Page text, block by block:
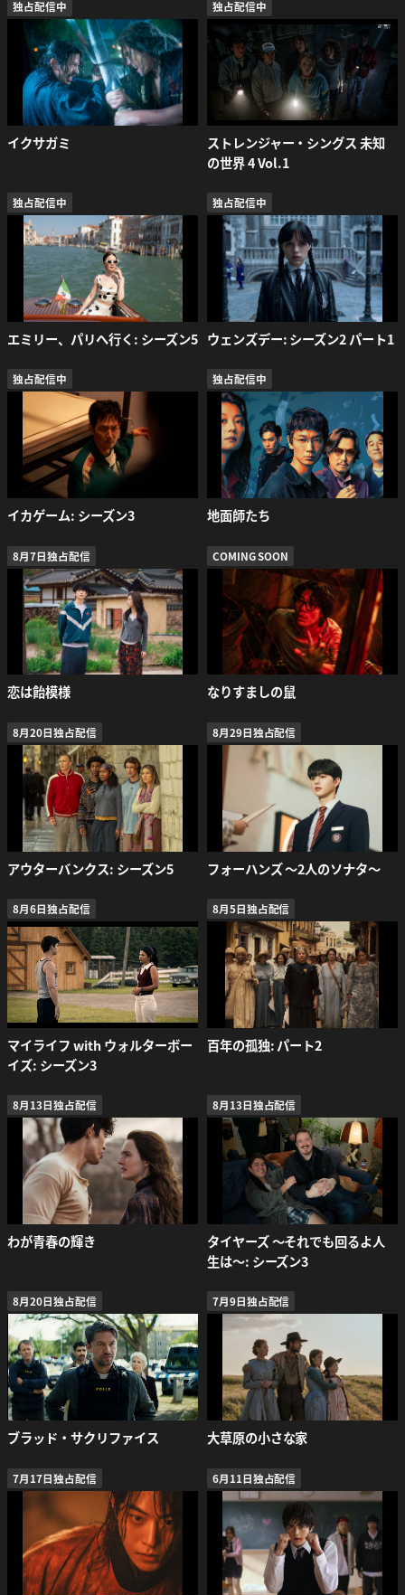
独占配信中
イクサガミ
独占配信中
ストレンジャー・シングス 未知
の世界 4 Vol.1
独占配信中
エミリー、パリへ行く: シーズン5
独占配信中
ウェンズデー: シーズン2 パート1
独占配信中
イカゲーム: シーズン3
独占配信中
地面師たち
8月7日独占配信
恋は飴模様
COMING SOON
なりすましの鼠
8月20日独占配信
アウターバンクス: シーズン5
8月29日独占配信
フォーハンズ 〜2人のソナタ〜
8月6日独占配信
マイライフ with ウォルターボー
イズ: シーズン3
8月5日独占配信
百年の孤独: パート2
8月13日独占配信
わが青春の輝き
8月13日独占配信
タイヤーズ ～それでも回るよ人
生は～: シーズン3
8月20日独占配信
ブラッド・サクリファイス
7月9日独占配信
大草原の小さな家
7月17日独占配信 6月11日独占配信